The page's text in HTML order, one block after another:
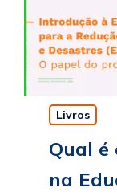
Livros
Qual é
na